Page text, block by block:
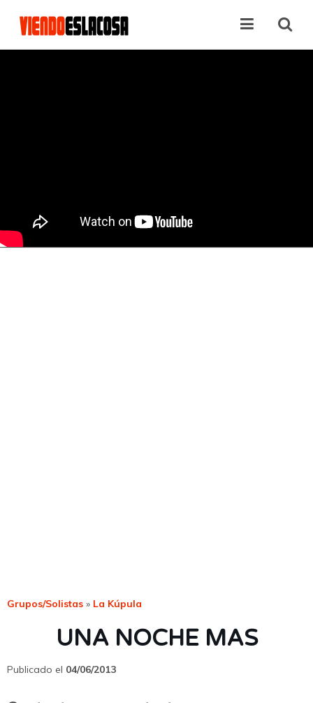
Grupos/Solistas » La Kúpula
UNA NOCHE MAS
Publicado el 04/06/2013